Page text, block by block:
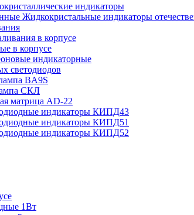
индикаторы
Жидкокристальные индикаторы
в корпусе
в корпусе
индикаторные
светодиодов
BA9S
СКЛ
матрица AD-22
индикаторы КИПД43
индикаторы КИПД51
индикаторы КИПД52
1Вт